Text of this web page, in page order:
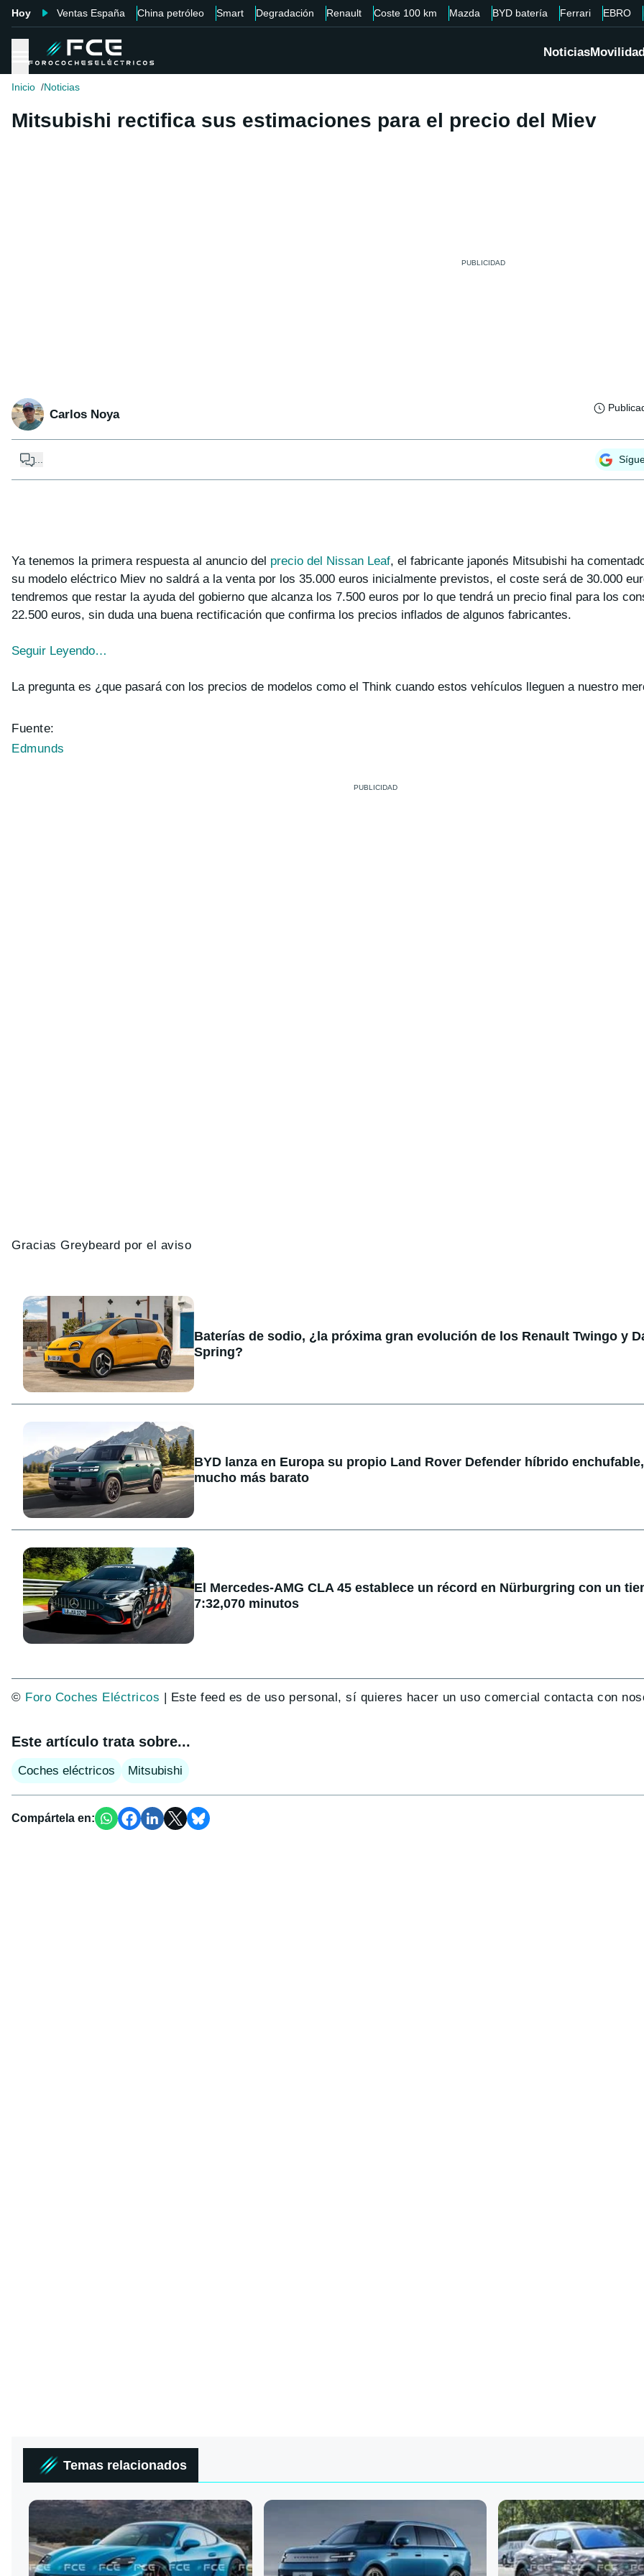
Hoy Ventas España China petróleo Smart Degradación Renault Coste 100 km Mazda BYD batería Ferrari EBRO
Noticias
Inicio Noticias
Mitsubishi rectifica sus estimaciones para el precio del Miev
Carlos Noya
Ya tenemos la primera respuesta al anuncio del precio del Nissan Leaf, el fabricante japonés Mitsubishi ha
su modelo eléctrico Miev no saldrá a la venta por los 35.000 euros inicialmente previstos, el coste será de 30.000
tendremos que restar la ayuda del gobierno que alcanza los 7.500 euros por lo que tendrá un precio final para los
22.500 euros, sin duda una buena rectificación que confirma los precios inflados de algunos fabricantes.
Seguir Leyendo…
La pregunta es ¿que pasará con los precios de modelos como el Think cuando estos vehículos lleguen a nuestro
Fuente:
Edmunds
Gracias Greybeard por el aviso
Baterías de sodio, ¿la próxima gran evolución de los Renault Twingo y
Spring?
BYD lanza en Europa su propio Land Rover Defender híbrido
mucho más barato
El Mercedes-AMG CLA 45 establece un récord en Nürburgring con un
7:32,070 minutos
© Foro Coches Eléctricos | Este feed es de uso personal, sí quieres hacer un uso comercial contacta con
Este artículo trata sobre...
Coches eléctricos Mitsubishi
Compártela en:
Temas relacionados